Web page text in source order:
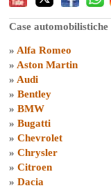
Case automobilistiche
» Alfa Romeo
» Aston Martin
» Audi
» Bentley
» BMW
» Bugatti
» Chevrolet
» Chrysler
» Citroen
» Dacia